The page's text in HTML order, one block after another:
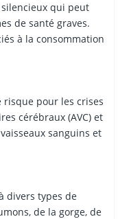
qui peut
de santé graves.
à la consommation
risque pour les crises
cérébraux (AVC) et
sanguins et
divers types de
de la gorge, de